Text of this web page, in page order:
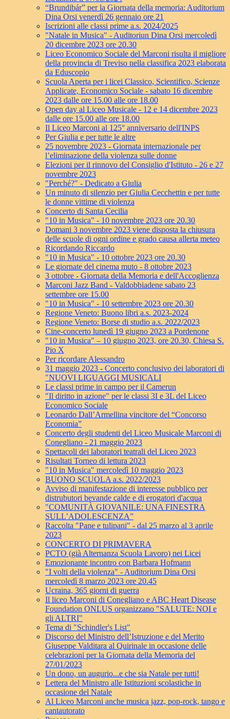
“Brundibár” per la Giornata della memoria: Auditorium
Dina Orsi venerdì 26 gennaio ore 21
Iscrizioni alle classi prime a.s. 2024/2025
"Natale in Musica" - Auditoriun Dina Orsi mercoledì
20 dicembre 2023 ore 20.30
Liceo Economico Sociale del Marconi risulta il migliore
della provincia di Treviso nella classifica 2023 elaborata
da Eduscopio
Scuola Aperta per i licei Classico, Scientifico, Scienze
Applicate, Economico Sociale - sabato 16 dicembre
2023 dalle ore 15.00 alle ore 18.00
Open day al Liceo Musicale - 12 e 14 dicembre 2023
dalle ore 15.00 alle ore 18.00
Il Liceo Marconi al 125° anniversario dell'INPS
Per Giulia e per tutte le altre
25 novembre 2023 - Giornata internazionale per
l’eliminazione della violenza sulle donne
Elezioni per il rinnovo del Consiglio d'Istituto - 26 e 27
novembre 2023
"Perché?" - Dedicato a Giulia
Un minuto di silenzio per Giulia Cecchettin e per tutte
le donne vittime di violenza
Concerto di Santa Cecilia
"10 in Musica" - 10 novembre 2023 ore 20.30
Domani 3 novembre 2023 viene disposta la chiusura
delle scuole di ogni ordine e grado causa allerta meteo
Ricordando Riccardo
"10 in Musica" - 10 ottobre 2023 ore 20.30
Le giornate del cinema muto - 8 ottobre 2023
3 ottobre - Giornata della Memoria e dell'Accoglienza
Marconi Jazz Band - Valdobbiadene sabato 23
settembre ore 15.00
"10 in Musica" - 10 settembre 2023 ore 20.30
Regione Veneto: Buono libri a.s. 2023-2024
Regione Veneto: Borse di studio a.s. 2022/2023
Cine-concerto lunedì 19 giugno 2023 a Pordenone
"10 in Musica" – 10 giugno 2023, ore 20.30, Chiesa S.
Pio X
Per ricordare Alessandro
31 maggio 2023 - Concerto conclusivo dei laboratori di
"NUOVI LIGUAGGI MUSICALI
Le classi prime in campo per il Camerun
"Il diritto in azione" per le classi 3I e 3L del Liceo
Economico Sociale
Leonardo Dall’Armellina vincitore del “Concorso
Economia”
Concerto degli studenti del Liceo Musicale Marconi di
Conegliano - 21 maggio 2023
Spettacoli dei laboratori teatrali del Liceo 2023
Risultati Torneo di lettura 2023
"10 in Musica" mercoledì 10 maggio 2023
BUONO SCUOLA a.s. 2022/2023
Avviso di manifestazione di interesse pubblico per
distrubutori bevande calde e di erogatori d'acqua
"COMUNITÀ GIOVANILE: UNA FINESTRA
SULL’ADOLESCENZA”
Raccolta "Pane e tulipani" - dal 25 marzo al 3 aprile
2023
CONCERTO DI PRIMAVERA
PCTO (già Alternanza Scuola Lavoro) nei Licei
Emozionante incontro con Barbara Hofmann
"I volti della violenza" - Auditorium Dina Orsi
mercoledì 8 marzo 2023 ore 20.45
Ucraina, 365 giorni di guerra
Il liceo Marconi di Conegliano e ABC Heart Disease
Foundation ONLUS organizzano "SALUTE: NOI e
gli ALTRI"
Tema di "Schindler's List"
Discorso del Ministro dell’Istruzione e del Merito
Giuseppe Valditara al Quirinale in occasione delle
celebrazioni per la Giornata della Memoria del
27/01/2023
Un dono, un augurio...e che sia Natale per tutti!
Lettera del Ministro alle Istituzioni scolastiche in
occasione del Natale
Al Liceo Marconi anche musica jazz, pop-rock, tango e
cantautorato